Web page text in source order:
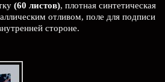
(60 листов), плотная синтетическая
отливом, поле для подписи
стороне.